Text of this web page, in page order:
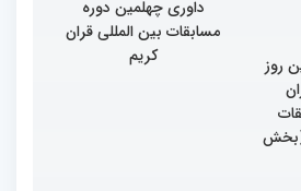
روز
گزارش تصویری آخری روز